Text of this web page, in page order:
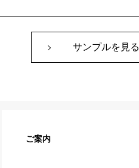
サンプルを見る
ご案内